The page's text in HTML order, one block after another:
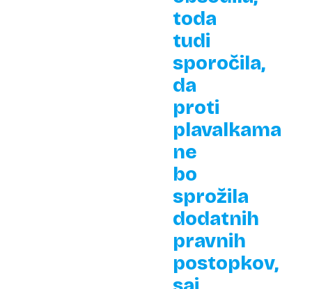
toda
tudi
sporočila,
da
proti
plavalkama
ne
bo
sprožila
dodatnih
pravnih
postopkov,